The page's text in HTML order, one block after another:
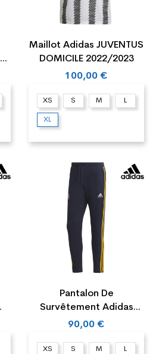
Maillot Adidas JUVENTUS
DOMICILE 2022/2023
100,00 €
XS S M L
XL
Pantalon De
Survêtement Adidas
REAL MADRID...
90,00 €
XS S M L